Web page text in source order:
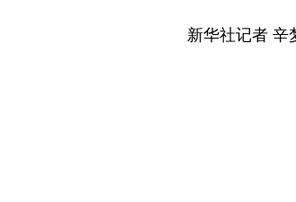
新华社记者 辛